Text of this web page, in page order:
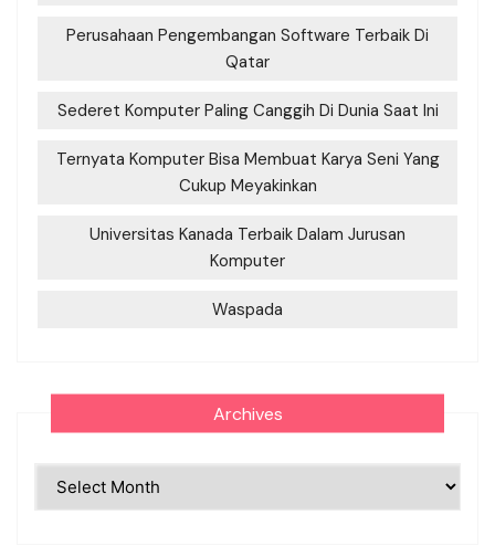
Perusahaan Pengembangan Software Terbaik Di
Qatar
Sederet Komputer Paling Canggih Di Dunia Saat Ini
Ternyata Komputer Bisa Membuat Karya Seni Yang
Cukup Meyakinkan
Universitas Kanada Terbaik Dalam Jurusan
Komputer
Waspada
Archives
Archives